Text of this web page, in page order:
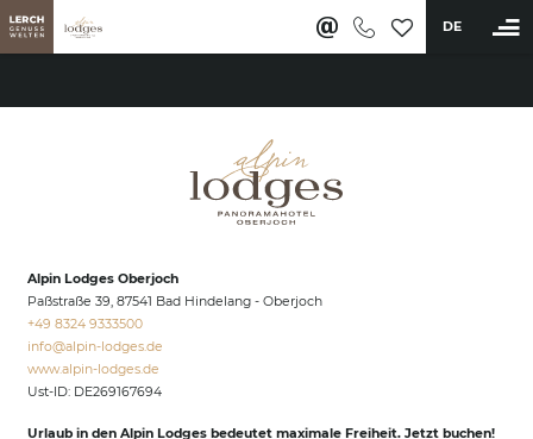
DE
Ferienwohnungen & Appartements
Wellness & Aktiv
Anwendungen & Massagen
Fitness & Sportangebot
Restaurants & Bar
Alpin Lodges Oberjoch
Paßstraße 39, 87541 Bad Hindelang - Oberjoch
+49 8324 9333500
info@alpin-lodges.de
www.alpin-lodges.de
Ust-ID: DE269167694
Urlaub in den Alpin Lodges bedeutet maximale Freiheit. Jetzt buchen!